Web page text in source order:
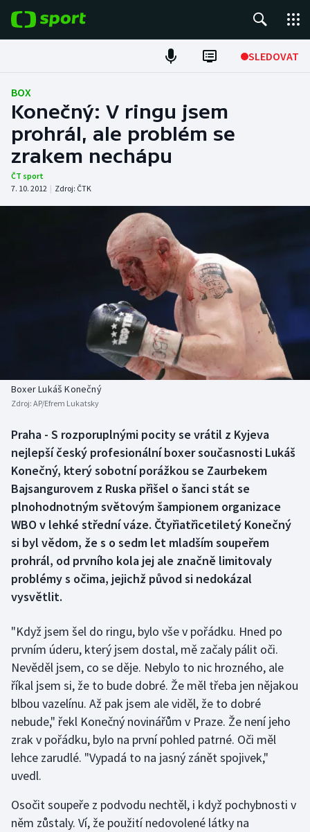
SLEDOVAT
Fotbal
Hokej
Tenis
Atletika
Baseball a softbal
Biatlon
Box
Curling
Dostihy
Florbal
Futsal
Gymnastika
Házená
Jezdectví
Judo
Lezení
Historické návraty
Aplikace ČT sport
BOX
Konečný: V ringu jsem
prohrál, ale problém se
zrakem nechápu
ČT sport
7. 10. 2012 | Zdroj: ČTK
Boxer Lukáš Konečný
Zdroj: AP/Efrem Lukatsky
Praha - S rozporuplnými pocity se vrátil z Kyjeva
nejlepší český profesionální boxer současnosti Lukáš
Konečný, který sobotní porážkou se Zaurbekem
Bajsangurovem z Ruska přišel o šanci stát se
plnohodnotným světovým šampionem organizace
WBO v lehké střední váze. Čtyřiatřicetiletý Konečný
si byl vědom, že s o sedm let mladším soupeřem
prohrál, od prvního kola jej ale značně limitovaly
problémy s očima, jejichž původ si nedokázal
vysvětlit.
"Když jsem šel do ringu, bylo vše v pořádku. Hned po
prvním úderu, který jsem dostal, mě začaly pálit oči.
Nevěděl jsem, co se děje. Nebylo to nic hrozného, ale
říkal jsem si, že to bude dobré. Že měl třeba jen nějakou
blbou vazelínu. Až pak jsem ale viděl, že to dobré
nebude," řekl Konečný novinářům v Praze. Že není jeho
zrak v pořádku, bylo na první pohled patrné. Oči měl
lehce zarudlé. "Vypadá to na jasný zánět spojivek,"
uvedl.
Osočit soupeře z podvodu nechtěl, i když pochybnosti v
něm zůstaly. Ví, že použití nedovolené látky na